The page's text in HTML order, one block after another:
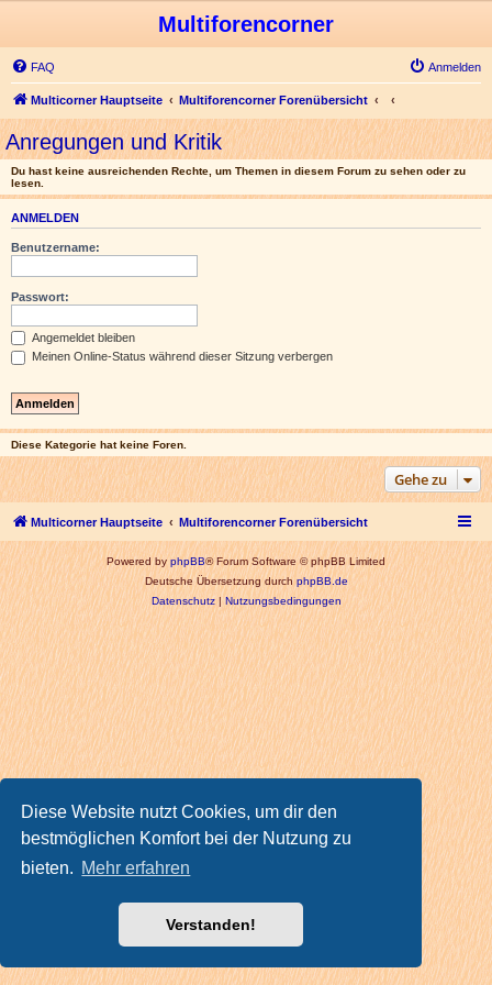
Diese Website nutzt Cookies, um dir den
bestmöglichen Komfort bei der Nutzung zu
bieten. Mehr erfahren
Verstanden!
Multiforencorner
FAQ Anmelden
Multicorner Hauptseite Multiforencorner Forenübersicht
Anregungen und Kritik
Du hast keine ausreichenden Rechte, um Themen in diesem Forum zu sehen oder zu
lesen.
ANMELDEN
Benutzername:
Passwort:
Angemeldet bleiben
Meinen Online-Status während dieser Sitzung verbergen
Diese Kategorie hat keine Foren.
Gehe zu
Multicorner Hauptseite Multiforencorner Forenübersicht
Powered byphpBB® Forum Software © phpBB Limited
Deutsche Übersetzung durchphpBB.de
Datenschutz|Nutzungsbedingungen